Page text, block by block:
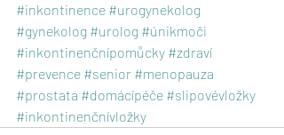
#inkontinence #urogynekolog
#gynekolog #urolog #únikmoči
#inkontinenčnípomůcky #zdraví
#prevence #senior #menopauza
#prostata #domácípéče #slipovévložky
#inkontinenčnívložky